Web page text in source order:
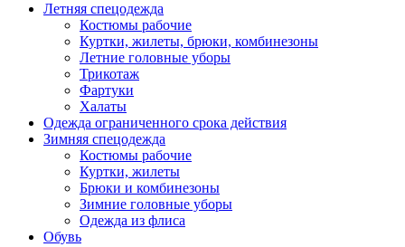
Летняя спецодежда
Костюмы рабочие
Куртки, жилеты, брюки, комбинезоны
Летние головные уборы
Трикотаж
Фартуки
Халаты
Одежда ограниченного срока действия
Зимняя спецодежда
Костюмы рабочие
Куртки, жилеты
Брюки и комбинезоны
Зимние головные уборы
Одежда из флиса
Обувь